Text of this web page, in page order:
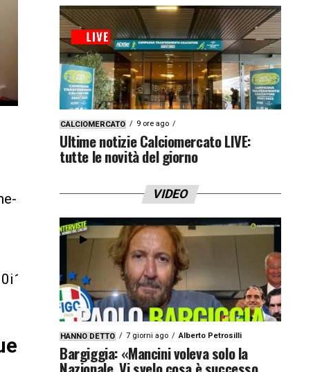
CALCIOMERCATO 9 ore ago
Ultime notizie Calciomercato LIVE:
tutte le novità del giorno
VIDEO
HANNO DETTO 7 giorni ago Alberto Petrosilli
Bargiggia: «Mancini voleva solo la